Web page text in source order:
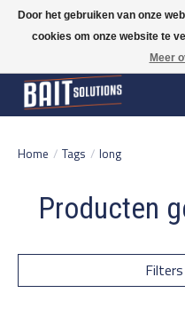
Gratis verzending vanaf 50 euro binnen
verzonden | België vanaf 70 euro gratis
Home / Tags / long
Producten
Door het gebruiken van onze
cookies om onze website te
Meer